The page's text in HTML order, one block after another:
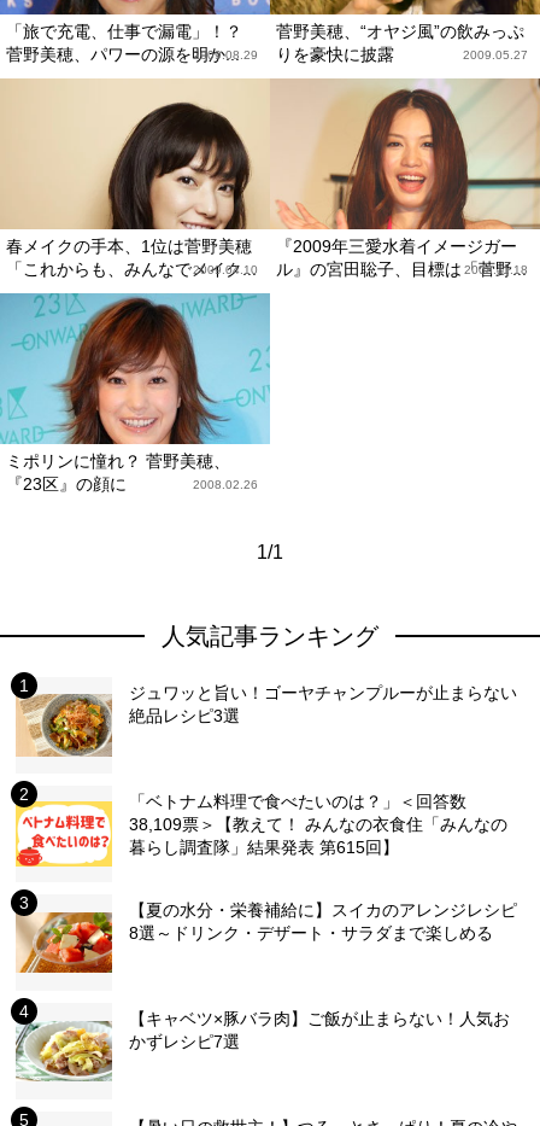
「旅で充電、仕事で漏電」！？
菅野美穂、パワーの源を明か...
2009.08.29
菅野美穂、“オヤジ風”の飲みっぷ
りを豪快に披露
2009.05.27
春メイクの手本、1位は菅野美穂
「これからも、みんなでメイク...
2009.04.10
『2009年三愛水着イメージガー
ル』の宮田聡子、目標は「菅野...
2008.11.18
ミポリンに憧れ？ 菅野美穂、
『23区』の顔に
2008.02.26
1/1
人気記事ランキング
ジュワッと旨い！ゴーヤチャンプルーが止まらない
絶品レシピ3選
「ベトナム料理で食べたいのは？」＜回答数
38,109票＞【教えて！ みんなの衣食住「みんなの
暮らし調査隊」結果発表 第615回】
【夏の水分・栄養補給に】スイカのアレンジレシピ
8選～ドリンク・デザート・サラダまで楽しめる
【キャベツ×豚バラ肉】ご飯が止まらない！人気お
かずレシピ7選